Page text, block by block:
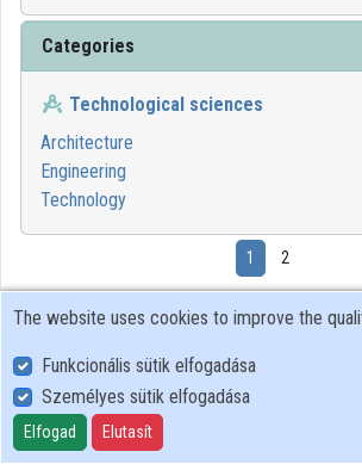
Contributors
Categories
Technological sciences
Architecture
Engineering
Technology
1 2
00:20:37
The website uses cookies to improve the
Funkcionális sütik elfogadása
Személyes sütik elfogadása
Elfogad Elutasít